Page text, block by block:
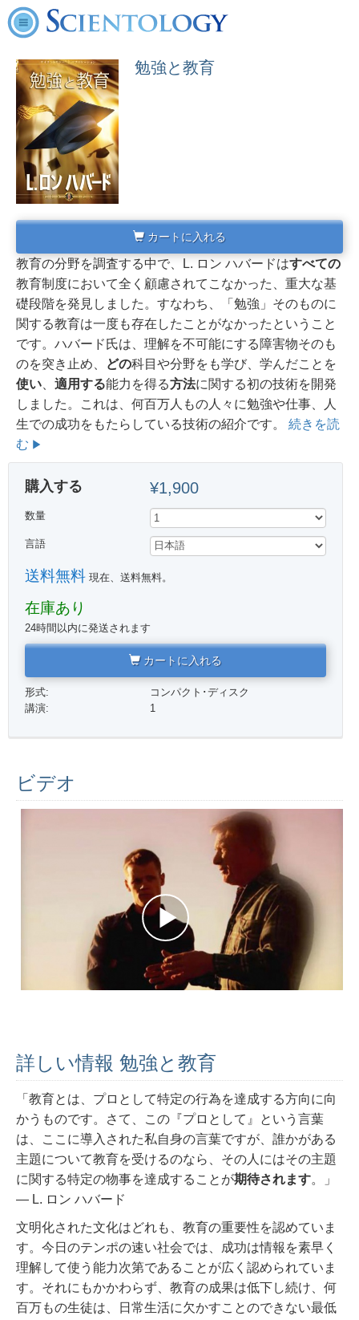
勉強と教育
カートに入れる
教育の分野を調査する中で、L. ロン ハバードはすべての
教育制度において全く顧慮されてこなかった、重大な基
礎段階を発見しました。 すなわち、「勉強」そのものに
関する教育は一度も存在したことがなかったということ
です。 ハバード氏は、理解を不可能にする障害物そのも
のを突き止め、
どの科目や分野をも学び、学んだことを
使い
適用する能力を得る方法に関する初の技術を開発
しました。
これは、何百万人もの人々に勉強や仕事、人
生での成功をもたらしている技術の紹介です。 続きを読
む
購入する ¥1,900
数量
言語
送料無料現在、送料無料。
在庫あり
24時間以内に発送されます
カートに入れる
形式:
コンパクト･ディスク
講演:
1
ビデオ
詳しい情報 勉強と教育
「教育とは、プロとして特定の行為を達成する方向に向
かうものです。さて、この『プロとして』という言葉
は、ここに導入された私自身の言葉ですが、誰かがある
主題について教育を受けるのなら、その人にはその主題
に関する特定の物事を達成することが期待されます。」
― L. ロン ハバード
文明化された文化はどれも、教育の重要性を認めていま
す。今日のテンポの速い社会では、成功は情報を素早く
理解して使う能力次第であることが広く認められていま
す。それにもかかわらず、教育の成果は低下し続け、何
百万もの生徒は、日常生活に欠かすことのできない最低